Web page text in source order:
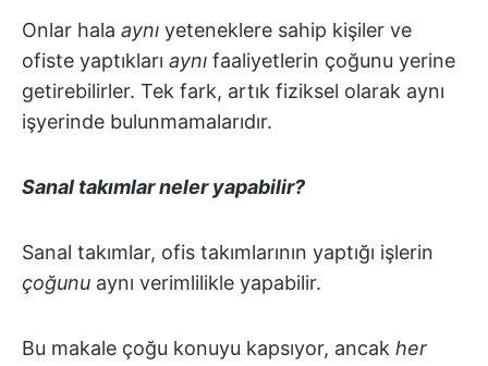
Onlar hala aynı yeteneklere sahip kişiler ve
ofiste yaptıkları aynı faaliyetlerin çoğunu yerine
getirebilirler. Tek fark, artık fiziksel olarak aynı
işyerinde bulunmamalarıdır.
Sanal takımlar neler yapabilir?
Sanal takımlar, ofis takımlarının yaptığı işlerin
çoğunu aynı verimlilikle yapabilir.
Bu makale çoğu konuyu kapsıyor, ancak her